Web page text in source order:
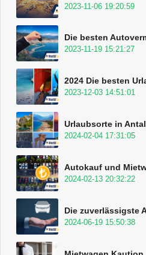
2023-11-06 19:20:59
Die besten
2023-11-19 15:21:27
2024 Die besten
2023-12-03 14:51:01
Urlaubsorte in
2024-02-04 17:31:05
Autokauf und
2024-02-13 20:32:22
Die zuverlässigste
2024-06-19 15:50:38